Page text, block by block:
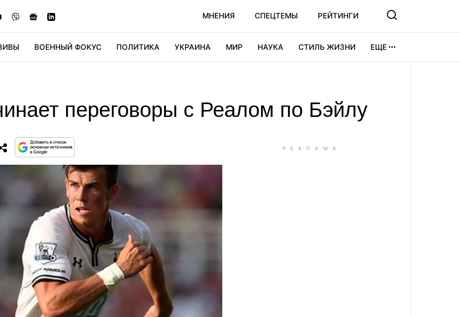
МНЕНИЯ СПЕЦТЕМЫ РЕЙТИНГИ
ВОЕННЫЙ ФОКУС ПОЛИТИКА УКРАИНА МИР НАУКА СТИЛЬ ЖИЗНИ ЕЩЕ
переговоры с Реалом по Бэйлу